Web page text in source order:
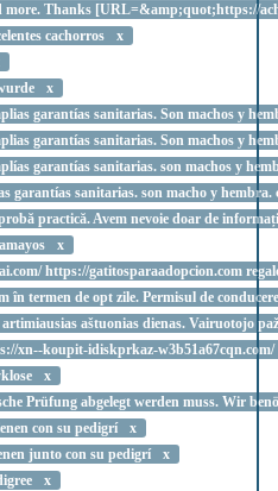
more. Thanks [URL=&amp;quot;https://
cachorros
garantías sanitarias. Son machos
garantías sanitarias. Son machos y
garantías sanitarias. son machos y
garantías sanitarias. son macho y
practică. Avem nevoie doar de
https://gatitosparaadopcion.com
în termen de opt zile. Permisul de
aštuonias dienas. Vairuotojo
xn--koupit-idiskprkaz-w3b51a67cqn.com/
Prüfung abgelegt werden muss. Wir
con su pedigrí
junto con su pedigrí